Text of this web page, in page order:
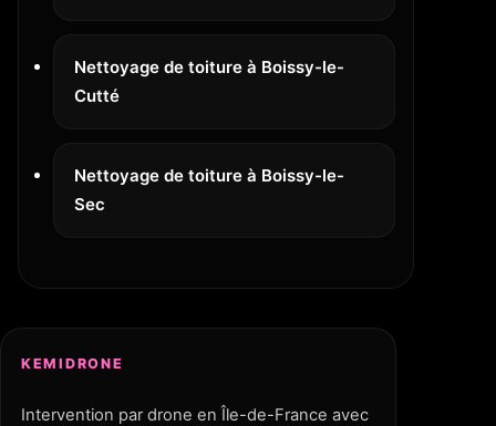
Nettoyage de toiture à Boissy-le-
Cutté
Nettoyage de toiture à Boissy-le-
Sec
KEMIDRONE
Intervention par drone en Île-de-France avec